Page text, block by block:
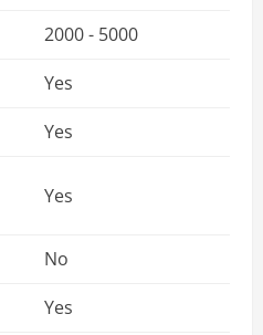
2000 - 5000
Yes
Yes
Yes
No
Yes